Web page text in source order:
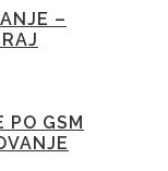
–
PO GSM